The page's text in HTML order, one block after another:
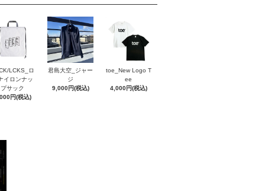
LCKS_ロ
イロンナッ
プサック
円(税込)
君島大空_ジャー
ジ
9,000円(税込)
toe_New Logo T
ee
4,000円(税込)